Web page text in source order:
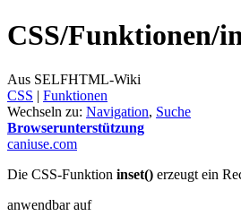
CSS/Funktionen/
Aus SELFHTML-Wiki
CSS ‎ | Funktionen
Wechseln zu: Navigation, Suche
Browserunterstützung
caniuse.com
Die CSS-Funktion inset() erzeugt ein
anwendbar auf